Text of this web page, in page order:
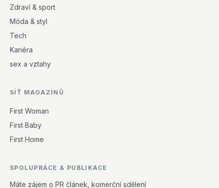
Zdraví & sport
Móda & styl
Tech
Kariéra
sex a vztahy
SÍŤ MAGAZÍNŮ
First Woman
First Baby
First Home
SPOLUPRÁCE & PUBLIKACE
Máte zájem o PR článek, komerční sdělení